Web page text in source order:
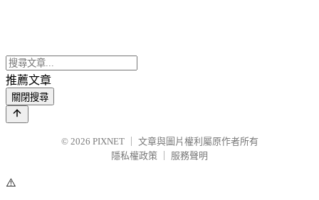
推薦文章
關閉搜尋
© 2026 PIXNET
文章與圖片權利屬原作者所有
隱私權政策
服務聲明
⚠️